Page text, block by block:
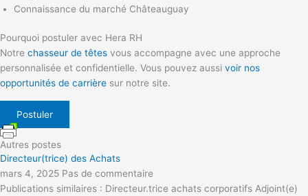
Connaissance du marché Châteauguay
Pourquoi postuler avec Hera RH
Notre chasseur de têtes vous accompagne avec une approche
personnalisée et confidentielle. Vous pouvez aussi voir nos
opportunités de carrière sur notre site.
Postuler
Autres postes
Directeur(trice) des Achats
mars 4, 2025 Pas de commentaire
Publications similaires : Directeur.trice achats corporatifs Adjoint(e)